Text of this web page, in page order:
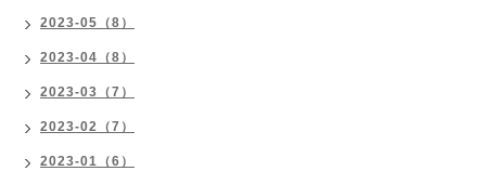
2023-05（8）
2023-04（8）
2023-03（7）
2023-02（7）
2023-01（6）